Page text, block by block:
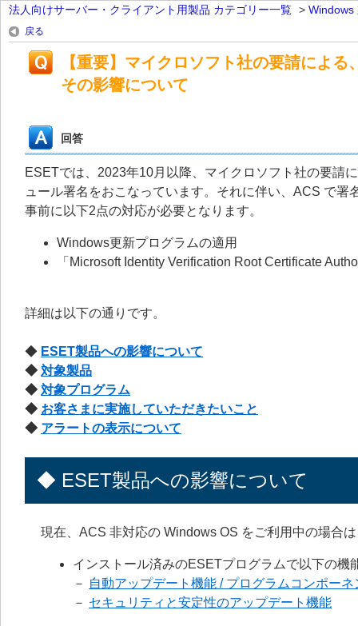
法人向けサーバー・クライアント用製品 カテゴリー一覧 > Windows
戻る
【重要】マイクロソフト社の要請によ
その影響について
回答
ESETでは、2023年10月以降、マイクロソフト社の要請
ュール署名をおこなっています。それに伴い、ACS で
事前に以下2点の対応が必要となります。
Windows更新プログラムの適用
「Microsoft Identity Verification Root Certificate
詳細は以下の通りです。
◆ ESET製品への影響について
◆ 対象製品
◆ 対象プログラム
◆ お客さまに実施していただきたいこと
◆ アラートの表示について
◆ ESET製品への影響について
現在、ACS 非対応の Windows OS をご利用中の場合
インストール済みのESETプログラムで以下の機
－ 自動アップデート機能 / プログラムコンポー
－ セキュリティと安定性のアップデート機能